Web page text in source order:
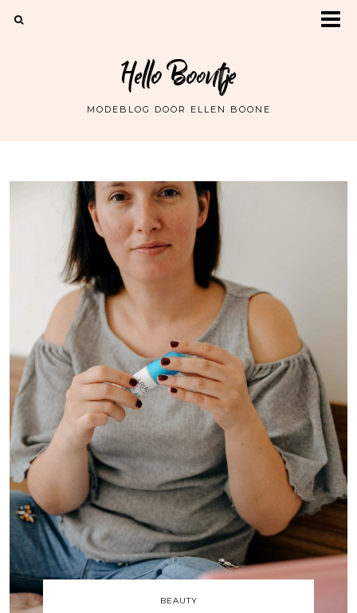
Hello Boontje
MODEBLOG DOOR ELLEN BOONE
BEAUTY